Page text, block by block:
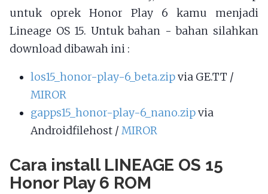
untuk oprek Honor Play 6 kamu menjadi
Lineage OS 15. Untuk bahan - bahan silahkan
download dibawah ini :
los15_honor-play-6_beta.zipvia GE.TT /
MIROR
gapps15_honor-play-6_nano.zipvia
Androidfilehost /MIROR
Cara install LINEAGE OS 15
Honor Play 6 ROM